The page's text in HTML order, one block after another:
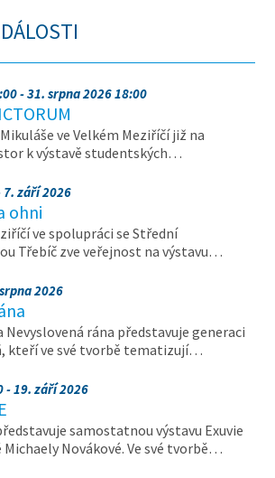
- 31. srpna 2026 18:00
ve Velkém Meziříčí již na
k výstavě studentských…
7. září 2026
ohni
ve spolupráci se Střední
Třebíč zve veřejnost na výstavu…
2026
rána představuje generaci
kteří ve své tvorbě tematizují…
- 19. září 2026
samostatnou výstavu Exuvie
Novákové. Ve své tvorbě…